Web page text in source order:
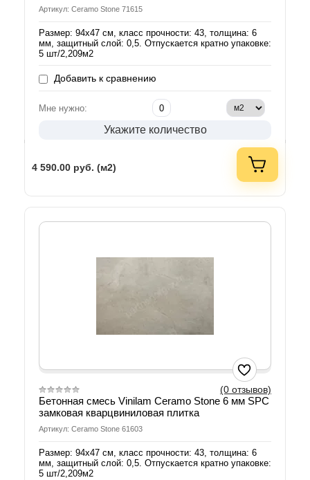
Артикул: Ceramo Stone 71615
Размер: 94х47 см, класс прочности: 43, толщина: 6
мм, защитный слой: 0,5. Отпускается кратно упаковке:
5 шт/2,209м2
Добавить к сравнению
Мне нужно:
Укажите количество
4 590.00 руб. (м2)
(0 отзывов)
Бетонная смесь Vinilam Ceramo Stone 6 мм SPC
замковая кварцвиниловая плитка
Артикул: Ceramo Stone 61603
Размер: 94х47 см, класс прочности: 43, толщина: 6
мм, защитный слой: 0,5. Отпускается кратно упаковке:
5 шт/2,209м2